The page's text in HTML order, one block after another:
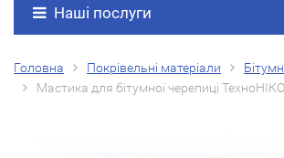
Наші послуги
Головна Покрівельні матеріали
Мастика для бітумної черепиці